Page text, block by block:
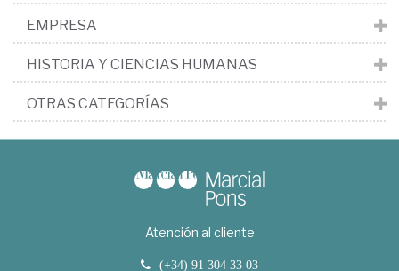
EMPRESA
HISTORIA Y CIENCIAS HUMANAS
OTRAS CATEGORÍAS
Atención al cliente
(+34) 91 304 33 03